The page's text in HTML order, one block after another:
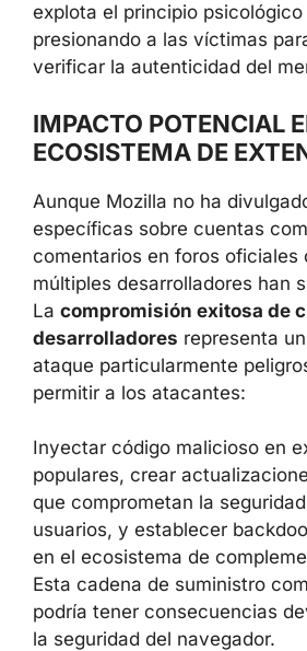
explota el principio
presionando a las víctimas
verificar la autenticidad del
IMPACTO POTENCIAL
ECOSISTEMA DE
Aunque Mozilla no ha
específicas sobre cuentas
comentarios en foros oficiales
múltiples desarrolladores han
La compromisión exitosa de
desarrolladores representa
ataque particularmente
permitir a los atacantes:
Inyectar código malicioso en
populares, crear
que comprometan la
usuarios, y establecer
en el ecosistema de
Esta cadena de suministro
podría tener consecuencias
la seguridad del navegador.